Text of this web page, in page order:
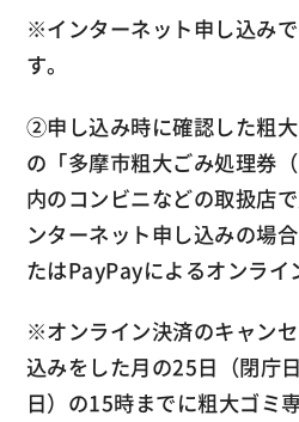
※インターネット申し込み
す。
②申し込み時に確認した粗
の「多摩市粗大ごみ処理券
内のコンビニなどの取扱店
ンターネット申し込みの場
たはPayPayによるオンライ
※オンライン決済のキャン
込みをした月の25日（閉庁
日）の15時までに粗大ゴミ